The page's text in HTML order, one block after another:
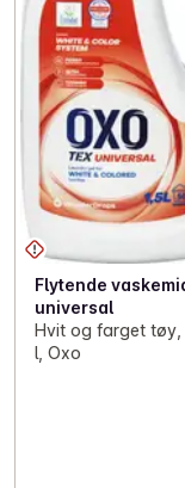
Flytende
universal
Hvit og farget tøy,
l, Oxo